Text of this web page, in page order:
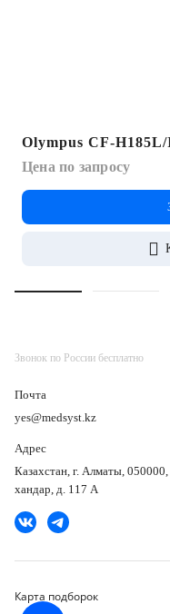
Olympus CF-
Цена по запросу
Звонок по России бесплатно
Почта
yes@medsyst.kz
Адрес
Казахстан, г. Алматы,
хандар, д. 117 А
Карта подборок